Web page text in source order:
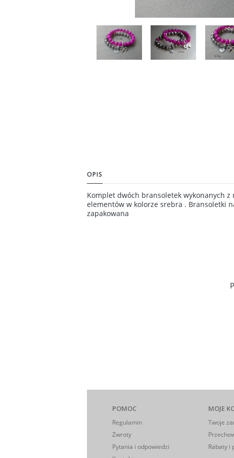
OPIS
Komplet dwóch bransoletek wykonanych
elementów w kolorze srebra . Bransoletki
zapakowana
POMOC
Regulamin
Zwroty
Pytania i odpowiedzi
MOJE
Twoje
Rabaty i